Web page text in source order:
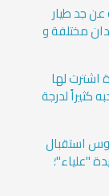
جد طيار
مختلفة و
لها
لدرجة
استقبال
"علياء"؛